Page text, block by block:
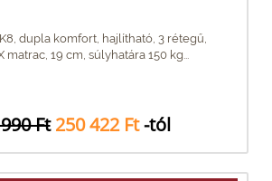
dupla komfort, hajlítható, 3 rétegű,
matrac, 19 cm, súlyhatára 150 kg...
Ft 250 422 Ft-tól